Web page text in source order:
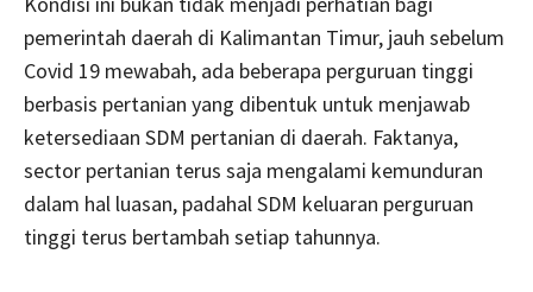
pemerintah daerah di Kalimantan Timur, jauh sebelum
Covid 19 mewabah, ada beberapa perguruan tinggi
berbasis pertanian yang dibentuk untuk menjawab
ketersediaan SDM pertanian di daerah. Faktanya,
sector pertanian terus saja mengalami kemunduran
dalam hal luasan, padahal SDM keluaran perguruan
tinggi terus bertambah setiap tahunnya.